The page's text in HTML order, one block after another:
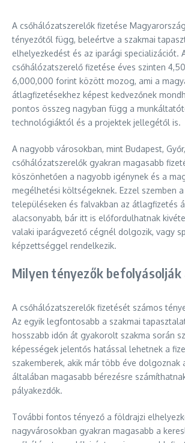
A csőhálózatszerelők fizetése
tényezőtől függ, beleértve a szakmai
elhelyezkedést és az iparági specializációt.
csőhálózatszerelő fizetése éves szinten
6,000,000 forint között mozog, ami a
átlagfizetésekhez képest kedvezőnek
pontos összeg nagyban függ a
technológiáktól és a projektek jellegétől is.
A nagyobb városokban, mint Budapest,
csőhálózatszerelők gyakran magasabb
köszönhetően a nagyobb igénynek és a
megélhetési költségeknek. Ezzel szemben a
településeken és falvakban az átlagfizetés
alacsonyabb, bár itt is előfordulhatnak
valaki iparágvezető cégnél dolgozik, vagy
képzettséggel rendelkezik.
Milyen tényezők
A csőhálózatszerelők fizetését számos
Az egyik legfontosabb a szakmai
hosszabb időn át gyakorolt szakma során
képességek jelentős hatással lehetnek a
szakemberek, akik már több éve dolgoznak
általában magasabb bérezésre
pályakezdők.
További fontos tényező a földrajzi
nagyvárosokban gyakran magasabb a